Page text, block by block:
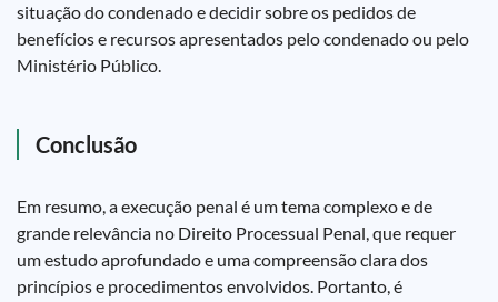
situação do condenado e decidir sobre os pedidos de
benefícios e recursos apresentados pelo condenado ou pelo
Ministério Público.
Conclusão
Em resumo, a execução penal é um tema complexo e de
grande relevância no Direito Processual Penal, que requer
um estudo aprofundado e uma compreensão clara dos
princípios e procedimentos envolvidos. Portanto, é